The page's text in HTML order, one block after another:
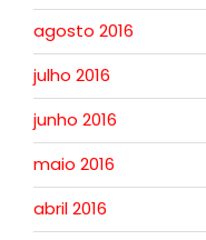
agosto 2016
julho 2016
junho 2016
maio 2016
abril 2016